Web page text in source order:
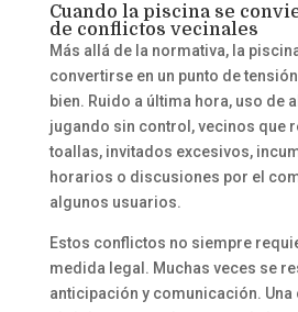
Cuando la piscina se
de conflictos vecinales
Más allá de la normativa, la
convertirse en un punto de
bien. Ruido a última hora, uso de
jugando sin control, vecinos que
toallas, invitados excesivos,
horarios o discusiones por el
algunos usuarios.
Estos conflictos no siempre
medida legal. Muchas veces se
anticipación y comunicación.